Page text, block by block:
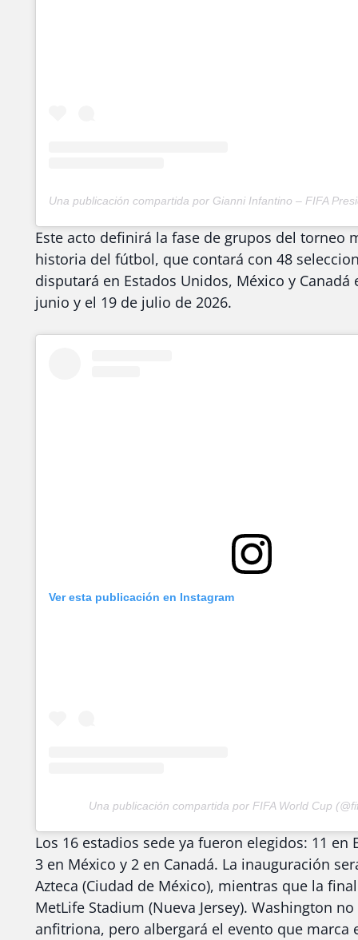
Este acto definirá la fase de grupos del torneo
historia del fútbol, que contará con 48
disputará en Estados Unidos, México y Canadá
junio y el 19 de julio de 2026.
Ver esta publicación en Instagram
Una publicación compartida por FIFA World Cup
Los 16 estadios sede ya fueron elegidos: 11 en
3 en México y 2 en Canadá. La inauguración
Azteca (Ciudad de México), mientras que la
MetLife Stadium (Nueva Jersey). Washington
anfitriona, pero albergará el evento que marca